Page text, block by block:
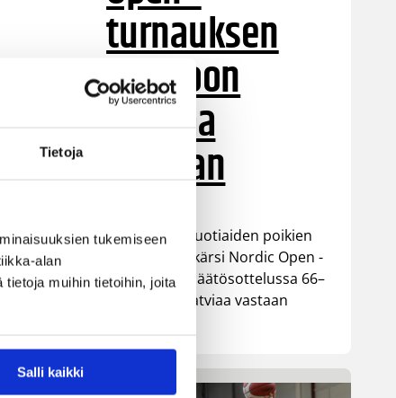
Tietoja
tukemiseen
alan
muihin tietoihin, joita
Salli kaikki
turnauksen
tappioon
Latviaa
vastaan
Suomen 15-vuotiaiden poikien
maajoukkue kärsi Nordic Open -
turnauksen päätösottelussa 66–
74-tappion Latviaa vastaan